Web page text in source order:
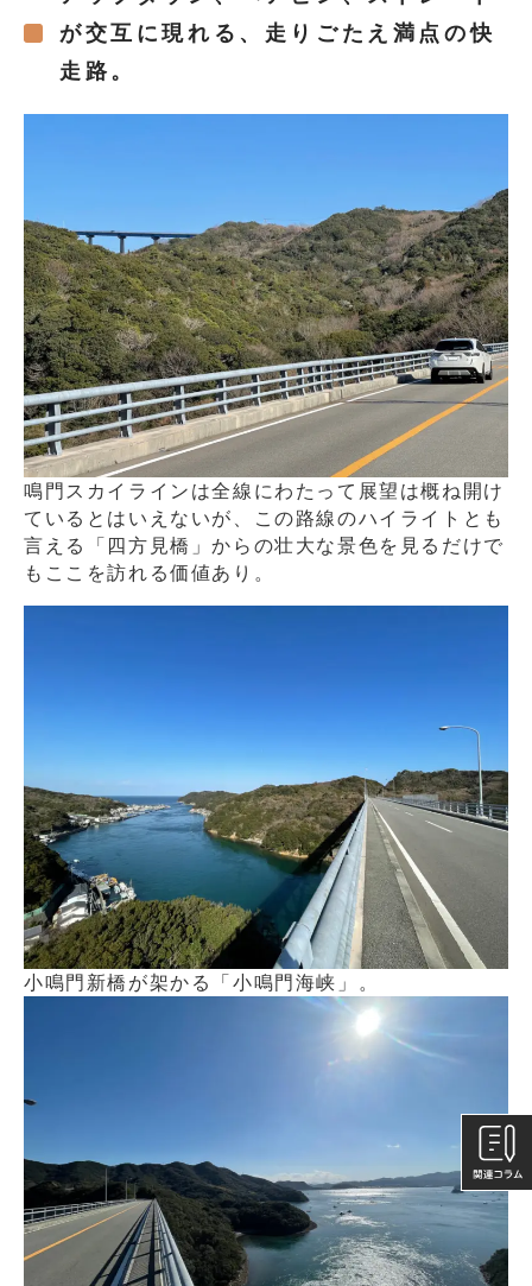
が交互に現れる、走りごたえ満点の快
走路。
鳴門スカイラインは全線にわたって展望は概ね開け
ているとはいえないが、この路線のハイライトとも
言える「四方見橋」からの壮大な景色を見るだけで
もここを訪れる価値あり。
小鳴門新橋が架かる「小鳴門海峡」。